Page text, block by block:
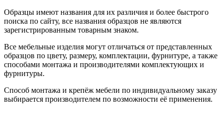
Образцы имеют названия для их различия и более быстрого
поиска по сайту, все названия образцов не являются
зарегистрированным товарным знаком.
Все мебельные изделия могут отличаться от представленных
образцов по цвету, размеру, комплектации, фурнитуре, а также
способами монтажа и производителями комплектующих и
фурнитуры.
Способ монтажа и крепёж мебели по индивидуальному заказу
выбирается производителем по возможности её применения.